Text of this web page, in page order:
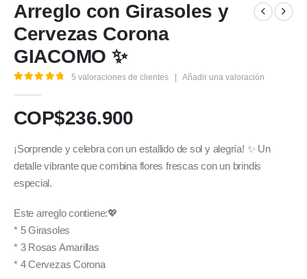
Arreglo con Girasoles y
Cervezas Corona
GIACOMO ✨
5 valoraciones de clientes Añadir una valoración
COP$236.900
¡Sorprende y celebra con un estallido de sol y alegría! ✨ Un
detalle vibrante que combina flores frescas con un brindis
especial.
Este arreglo contiene:💖
* 5 Girasoles
* 3 Rosas Amarillas
* 4 Cervezas Corona